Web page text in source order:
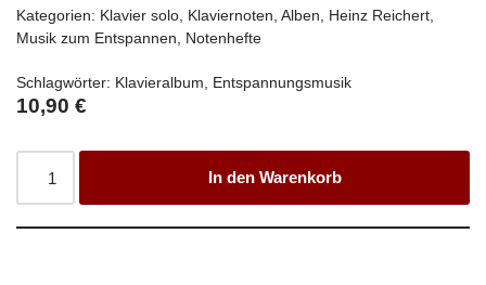
Kategorien: Klavier solo, Klaviernoten, Alben, Heinz Reichert,
Musik zum Entspannen, Notenhefte
Schlagwörter: Klavieralbum, Entspannungsmusik
10,90 €
In den Warenkorb